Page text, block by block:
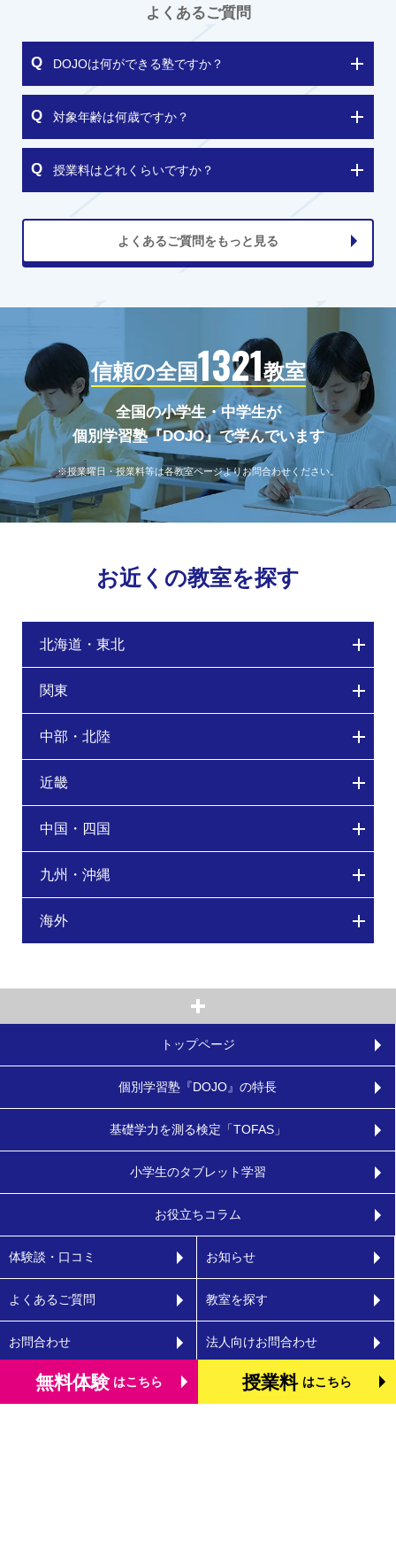
よくあるご質問
DOJOは何ができる塾ですか？
対象年齢は何歳ですか？
授業料はどれくらいですか？
よくあるご質問をもっと見る
信頼の全国1321教室
全国の小学生・中学生が
個別学習塾『DOJO』で学んでいます
※授業曜日・授業料等は各教室ページよりお問合わせください。
お近くの教室を探す
北海道・東北
関東
中部・北陸
近畿
中国・四国
九州・沖縄
海外
トップページ
個別学習塾『DOJO』の特長
基礎学力を測る検定「TOFAS」
小学生のタブレット学習
お役立ちコラム
体験談・口コミ お知らせ
よくあるご質問 教室を探す
お問合わせ 法人向けお問合わせ
運営会社 プライバシーポリシー
無料体験 はこちら 授業料 はこちら